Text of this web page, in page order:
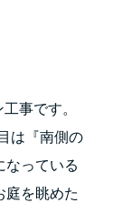
事です。
は『南側の
なっている
庭を眺めた